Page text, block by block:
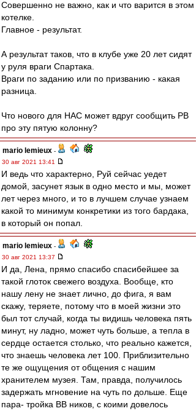
Совершенно не важно, как и что варится в этом
котелке.
Главное - результат.
А результат таков, что в клубе уже 20 лет сидят
у руля враги Спартака.
Враги по заданию или по призванию - какая
разница.
Что нового для НАС может вдруг сообщить РВ
про эту пятую колонну?
mario lemieux -
30 авг 2021 13:41
И ведь что характерно, Руй сейчас уедет
домой, засунет язык в одно место и мы, может
лет через много, и то в лучшем случае узнаем
какой то минимум конкретики из того бардака,
в который он попал.
mario lemieux -
30 авг 2021 13:37
И да, Лена, прямо спасибо спасибейшее за
такой глоток свежего воздуха. Вообще, кто
нашу лену не знает лично, до фига, я вам
скажу, теряете, потому что в моей жизни это
был тот случай, когда ты видишь человека пять
минут, ну ладно, может чуть больше, а тепла в
сердце остается столько, что реально кажется,
что знаешь человека лет 100. Приблизительно
те же ощущения от общения с нашим
хранителем музея. Там, правда, получилось
задержать мгновение на чуть по дольше. Еще
пара- тройка ВВ ников, с коими довелось